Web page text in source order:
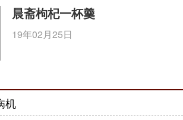
晨斋枸杞一杯羹
19年02月25日
机